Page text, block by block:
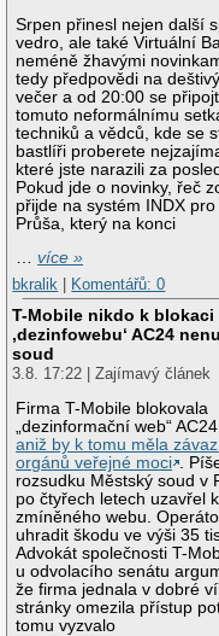
Srpen přinesl nejen další
vedro, ale také Virtuální
neméně žhavými
tedy předpovědi na
večer a od 20:00 se
tomuto neformálnímu
techniků a vědců, kde se
bastlíři proberete
které jste narazili za
Pokud jde o novinky, řeč
přijde na systém INDX
Průša, který na konci
…více »
bkralik | Komentářů: 0
T-Mobile nikdo k blokaci
‚dezinfowebu‘ AC24
soud
3.8. 17:22 | Zajímavý článek
Firma T-Mobile blokovala
„dezinformační web“
aniž by k tomu měla
orgánů veřejné moci
.
rozsudku Městský soud v
po čtyřech letech uzavřel
zmíněného webu.
uhradit škodu ve výši 35
Advokát společnosti T-
u odvolacího senátu
že firma jednala v dobré
stránky omezila přístup
tomu vyzvalo